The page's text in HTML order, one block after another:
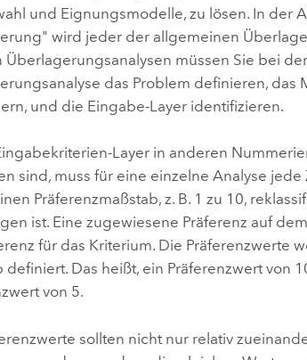
und Eignungsmodelle, zu lösen. In der
wird jeder der allgemeinen
Überlagerungsanalysen müssen Sie bei
das Problem definieren,
und die Eingabe-Layer identifizieren.
Layer in anderen
sind, muss für eine einzelne Analyse
Präferenzmaßstab, z. B. 1 zu 10,
ist. Eine zugewiesene Präferenz auf
für das Kriterium. Die Präferenzwerte
definiert. Das heißt, ein Präferenzwert von
von 5.
sollten nicht nur relativ